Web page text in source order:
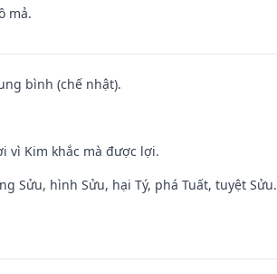
mả.
bình (chế nhật).
vì Kim khắc mà được lợi.
Sửu, hình Sửu, hại Tý, phá Tuất, tuyệt Sửu.